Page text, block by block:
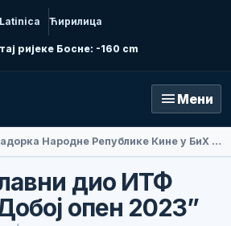
Latinica Ћирилица
ријеке Босне: -160 cm
menu Мени
Амбасадорка Народне Републике Кине у БиХ Ли Фан посјетила Добој
дио ИТФ
опен 2023”